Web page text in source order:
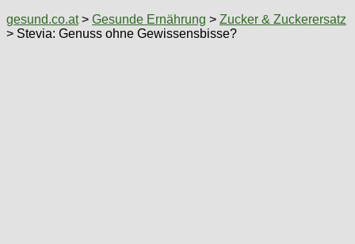
gesund.co.at> Gesunde Ernährung > Zucker & Zuckerersatz
> Stevia: Genuss ohne Gewissensbisse?